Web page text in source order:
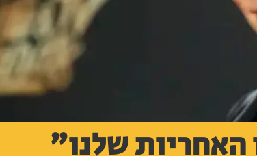
האחריות שלנו״